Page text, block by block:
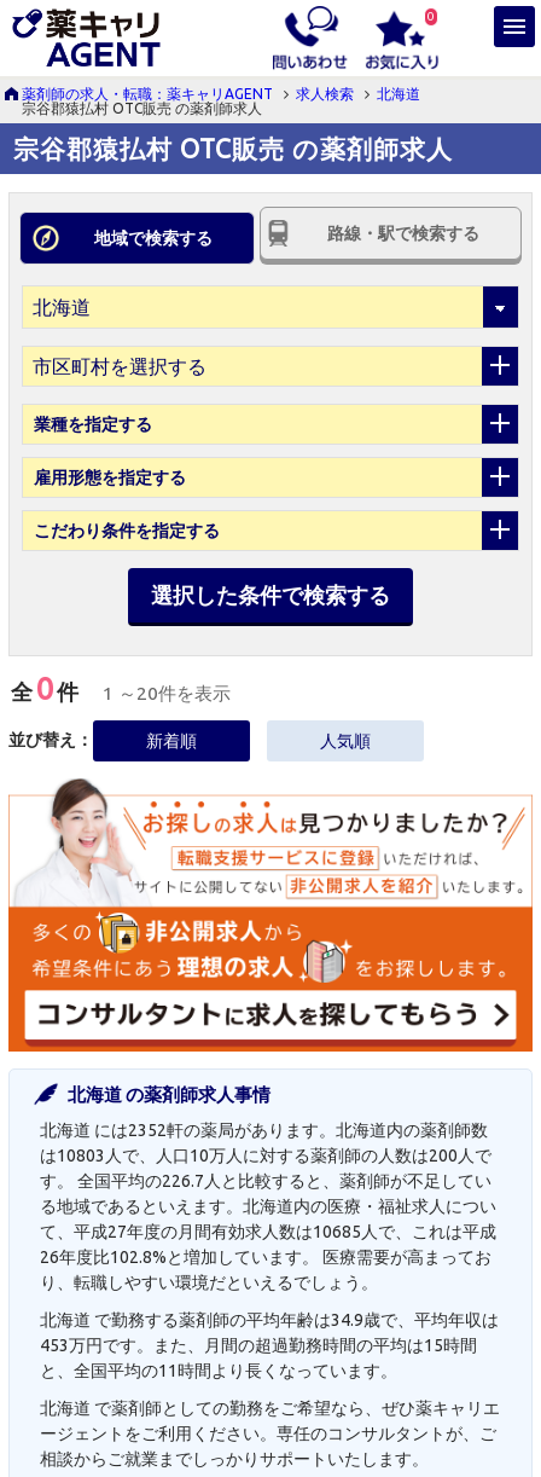
0
薬剤師の求人・転職：薬キャリAGENT 求人検索
北海道
宗谷郡猿払村 OTC販売 の薬剤師求人
宗谷郡猿払村 OTC販売 の薬剤師求人
地域で検索する 路線・駅で検索する
市区町村を選択する
業種を指定する
雇用形態を指定する
こだわり条件を指定する
選択した条件で検索する
全0件 1 ～20件を表示
並び替え： 新着順 人気順
北海道 の薬剤師求人事情
北海道 には2352軒の薬局があります。北海道内の薬剤師数
は10803人で、人口10万人に対する薬剤師の人数は200人で
す。 全国平均の226.7人と比較すると、薬剤師が不足してい
る地域であるといえます。北海道内の医療・福祉求人につい
て、平成27年度の月間有効求人数は10685人で、これは平成
26年度比102.8%と増加しています。 医療需要が高まってお
り、転職しやすい環境だといえるでしょう。
北海道 で勤務する薬剤師の平均年齢は34.9歳で、平均年収は
453万円です。また、月間の超過勤務時間の平均は15時間
と、全国平均の11時間より長くなっています。
北海道 で薬剤師としての勤務をご希望なら、ぜひ薬キャリエ
ージェントをご利用ください。専任のコンサルタントが、ご
相談からご就業までしっかりサポートいたします。